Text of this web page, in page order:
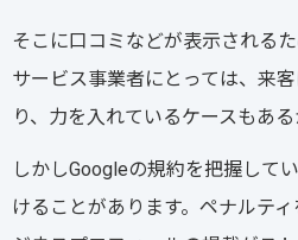
そこに口コミなどが表示される
サービス事業者にとっては、来
り、力を入れているケースもある
しかしGoogleの規約を把握して
けることがあります。ペナルテ